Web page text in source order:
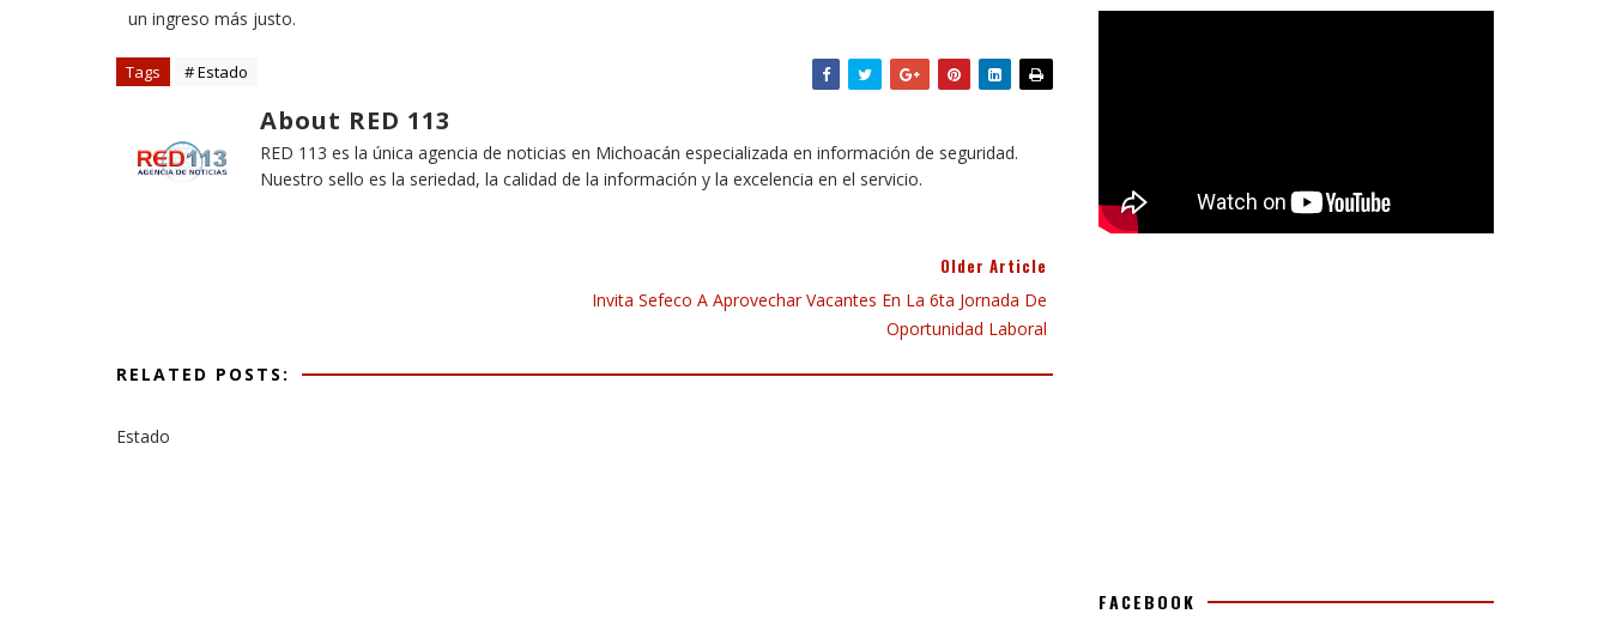
un ingreso más justo.
Tags # Estado
About RED 113
RED 113 es la única agencia de noticias en Michoacán especializada en información de seguridad.
Nuestro sello es la seriedad, la calidad de la información y la excelencia en el servicio.
Older Article
Invita Sefeco A Aprovechar Vacantes En La 6ta Jornada De
Oportunidad Laboral
RELATED POSTS:
Estado
FACEBOOK